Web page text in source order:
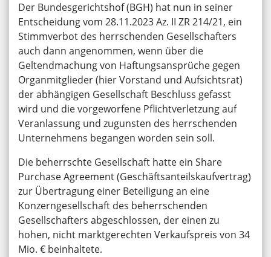
Der Bundesgerichtshof (BGH) hat nun in seiner
Entscheidung vom 28.11.2023 Az. II ZR 214/21, ein
Stimmverbot des herrschenden Gesellschafters
auch dann angenommen, wenn über die
Geltendmachung von Haftungsansprüche gegen
Organmitglieder (hier Vorstand und Aufsichtsrat)
der abhängigen Gesellschaft Beschluss gefasst
wird und die vorgeworfene Pflichtverletzung auf
Veranlassung und zugunsten des herrschenden
Unternehmens begangen worden sein soll.
Die beherrschte Gesellschaft hatte ein Share
Purchase Agreement (Geschäftsanteilskaufvertrag)
zur Übertragung einer Beteiligung an eine
Konzerngesellschaft des beherrschenden
Gesellschafters abgeschlossen, der einen zu
hohen, nicht marktgerechten Verkaufspreis von 34
Mio. € beinhaltete.